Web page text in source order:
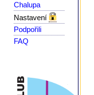
Chalupa
Nastavení
Podpořili
FAQ